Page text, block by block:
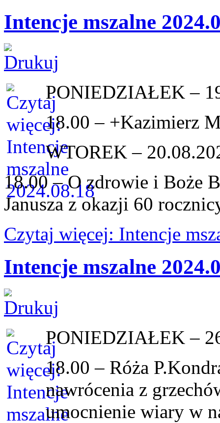
Intencje mszalne
PONIEDZIAŁEK –
18.00 – +Kazimierz
WTOREK –
18.00 – O zdrowie i Boże
Janusza z okazji 60
Czytaj więcej: Intencje
Intencje mszalne
PONIEDZIAŁEK –
18.00 – Róża
nawrócenia z
umocnienie wiary w